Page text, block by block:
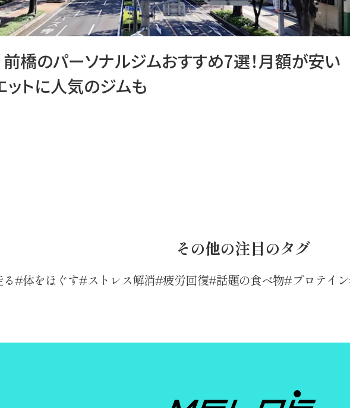
前橋のパーソナルジムおすすめ7選！月額が安い
ットに人気のジムも
その他の注目のタグ
体をほぐす ストレス解消 疲労回復 話題の食べ物 プロテイン